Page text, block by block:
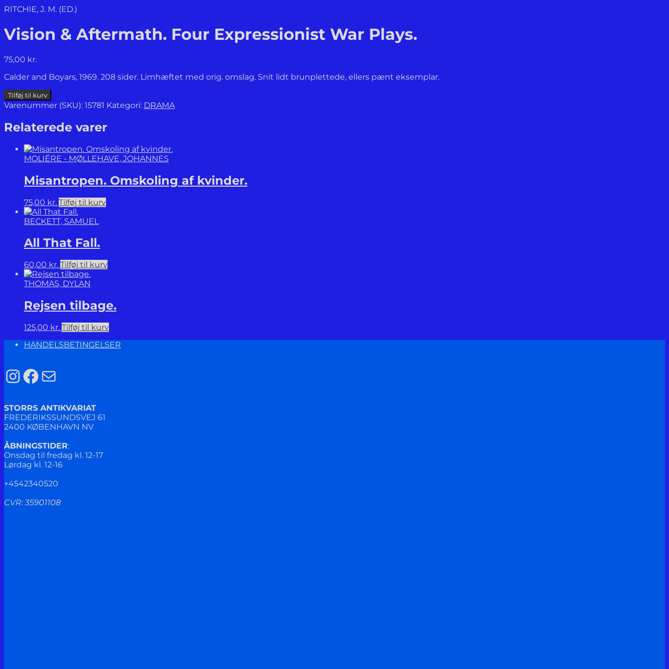
RITCHIE, J. M. (ED.)
Vision & Aftermath. Four Expressionist War Plays.
75,00 kr.
Calder and Boyars, 1969. 208 sider. Limhæftet med orig. omslag. Snit lidt brunplettede, ellers pænt eksemplar.
Vision
&
Four
Expressionist
Plays.
Tilføj til kurv
Varenummer (SKU): 15781 Kategori: DRAMA
Relaterede varer
MOLIÉRE - MØLLEHAVE, JOHANNES
Misantropen. Omskoling af kvinder.
75,00 kr. Tilføj til kurv
BECKETT, SAMUEL
All That Fall.
60,00 kr. Tilføj til kurv
THOMAS, DYLAN
Rejsen tilbage.
125,00 kr. Tilføj til kurv
HANDELSBETINGELSER
Instagram
Facebook
Mail
STORRS ANTIKVARIAT
FREDERIKSSUNDSVEJ 61
2400 KØBENHAVN NV
ÅBNINGSTIDER:
Onsdag til fredag kl. 12-17
Lørdag kl. 12-16
+4542340520
CVR: 35901108